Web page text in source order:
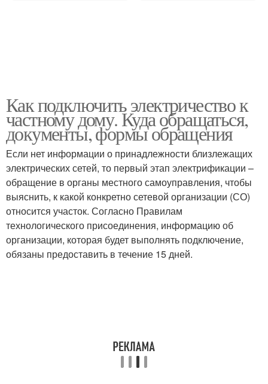
Как подключить электричество к
частному дому. Куда обращаться,
документы, формы обращения
Если нет информации о принадлежности близлежащих
электрических сетей, то первый этап электрификации –
обращение в органы местного самоуправления, чтобы
выяснить, к какой конкретно сетевой организации (СО)
относится участок. Согласно Правилам
технологического присоединения, информацию об
организации, которая будет выполнять подключение,
обязаны предоставить в течение 15 дней.